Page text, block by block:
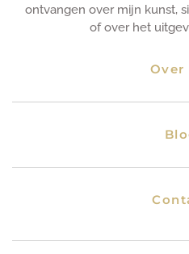
ontvangen over mijn kunst,
of over het
Over